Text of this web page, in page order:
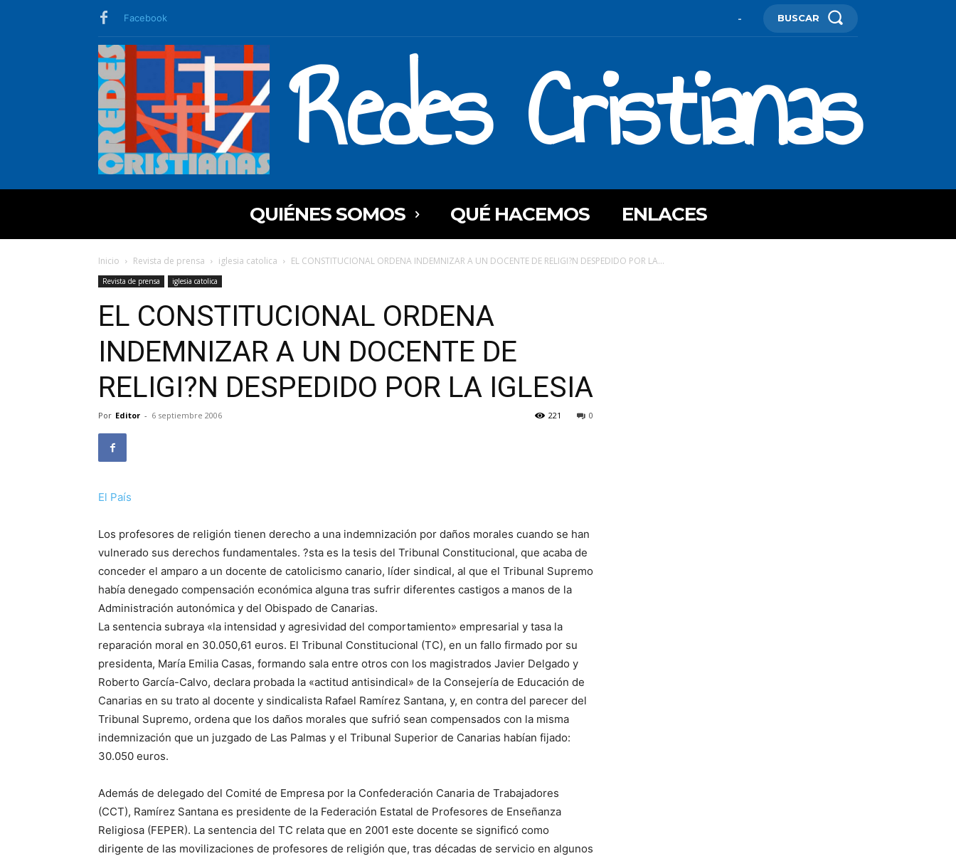
Facebook - BUSCAR
Redes Cristianas
QUIÉNES SOMOS QUÉ HACEMOS ENLACES
Inicio Revista de prensa iglesia catolica EL CONSTITUCIONAL ORDENA INDEMNIZAR A UN DOCENTE DE RELIGI?N DESPEDIDO POR LA...
Revista de prensa iglesia catolica
EL CONSTITUCIONAL ORDENA
INDEMNIZAR A UN DOCENTE DE
RELIGI?N DESPEDIDO POR LA IGLESIA
Por Editor - 6 septiembre 2006 0
221
El País
Los profesores de religión tienen derecho a una indemnización por daños morales cuando se han
vulnerado sus derechos fundamentales. ?sta es la tesis del Tribunal Constitucional, que acaba de
conceder el amparo a un docente de catolicismo canario, líder sindical, al que el Tribunal Supremo
había denegado compensación económica alguna tras sufrir diferentes castigos a manos de la
Administración autonómica y del Obispado de Canarias.
La sentencia subraya «la intensidad y agresividad del comportamiento» empresarial y tasa la
reparación moral en 30.050,61 euros. El Tribunal Constitucional (TC), en un fallo firmado por su
presidenta, María Emilia Casas, formando sala entre otros con los magistrados Javier Delgado y
Roberto García-Calvo, declara probada la «actitud antisindical» de la Consejería de Educación de
Canarias en su trato al docente y sindicalista Rafael Ramírez Santana, y, en contra del parecer del
Tribunal Supremo, ordena que los daños morales que sufrió sean compensados con la misma
indemnización que un juzgado de Las Palmas y el Tribunal Superior de Canarias habían fijado:
30.050 euros.
Además de delegado del Comité de Empresa por la Confederación Canaria de Trabajadores
(CCT), Ramírez Santana es presidente de la Federación Estatal de Profesores de Enseñanza
Religiosa (FEPER). La sentencia del TC relata que en 2001 este docente se significó como
dirigente de las movilizaciones de profesores de religión que, tras décadas de servicio en algunos